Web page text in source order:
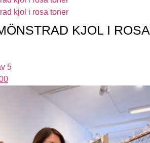
KJOL I ROSA
5